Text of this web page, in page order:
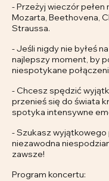
- Przeżyj wieczór pełen
Mozarta, Beethovena,
Straussa.
- Jeśli nigdy nie byłeś
najlepszy moment, by
niespotykane
- Chcesz spędzić
przenieś się do świata
spotyka intensywne
- Szukasz
niezawodna
zawsze!
Program koncertu: